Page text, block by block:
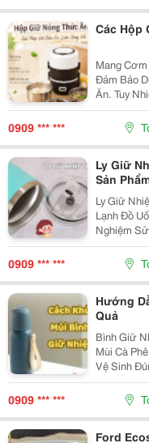
Các Hộp
Mang
Đảm Bảo
Ăn. Tuy
Giờ, Việc
Tốt Là
0909 *** ***
Ly Giữ
Sản
Ly Giữ
Lạnh Đồ
Nghiệm
Hàng
Phẩm
0909 *** ***
Hướng
Quả
Bình Giữ
Mùi Cà
Vệ Sinh
Đến
Cùng
0909 *** ***
Ford